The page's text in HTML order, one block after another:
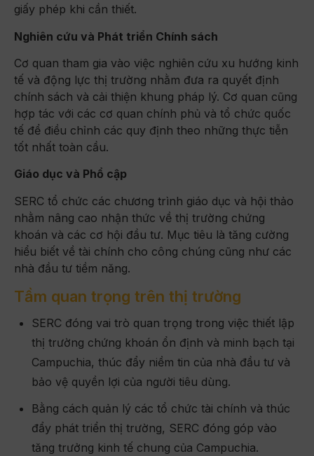
giấy phép khi cần thiết.
Nghiên cứu và Phát triển Chính sách
Cơ quan tham gia vào việc nghiên cứu xu hướng kinh
tế và động lực thị trường nhằm đưa ra quyết định
chính sách và cải thiện khung pháp lý. Cơ quan cũng
hợp tác với các cơ quan chính phủ và tổ chức quốc
tế để điều chỉnh các quy định theo những thực tiễn
tốt nhất toàn cầu.
Giáo dục và Phổ cập
SERC tổ chức các chương trình giáo dục và hội thảo
nhằm nâng cao nhận thức về thị trường chứng
khoán và các cơ hội đầu tư. Mục tiêu là tăng cường
hiểu biết về tài chính cho công chúng cũng như các
nhà đầu tư tiềm năng.
Tầm quan trọng trên thị trường
SERC đóng vai trò quan trọng trong việc thiết lập
thị trường chứng khoán ổn định và minh bạch tại
Campuchia, thúc đẩy niềm tin của nhà đầu tư và
bảo vệ quyền lợi của người tiêu dùng.
Bằng cách quản lý các tổ chức tài chính và thúc
đẩy phát triển thị trường, SERC đóng góp vào
tăng trưởng kinh tế chung của Campuchia.